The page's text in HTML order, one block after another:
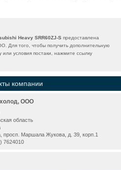
Heavy SRR60ZJ-S предоставлена
Для того, чтобы получить дополнительную
условия постаки, нажмите ссылку
компании
ООО
область
просп. Маршала Жукова, д. 39, корп.1
7624010